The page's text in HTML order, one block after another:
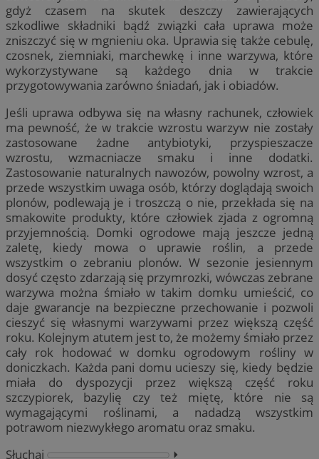
gdyż czasem na skutek deszczy zawierających
szkodliwe składniki bądź związki cała uprawa może
zniszczyć się w mgnieniu oka. Uprawia się także cebulę,
czosnek, ziemniaki, marchewkę i inne warzywa, które
wykorzystywane są każdego dnia w trakcie
przygotowywania zarówno śniadań, jak i obiadów.
Jeśli uprawa odbywa się na własny rachunek, człowiek
ma pewność, że w trakcie wzrostu warzyw nie zostały
zastosowane żadne antybiotyki, przyspieszacze
wzrostu, wzmacniacze smaku i inne dodatki.
Zastosowanie naturalnych nawozów, powolny wzrost, a
przede wszystkim uwaga osób, którzy doglądają swoich
plonów, podlewają je i troszczą o nie, przekłada się na
smakowite produkty, które człowiek zjada z ogromną
przyjemnością. Domki ogrodowe mają jeszcze jedną
zaletę, kiedy mowa o uprawie roślin, a przede
wszystkim o zebraniu plonów. W sezonie jesiennym
dosyć często zdarzają się przymrozki, wówczas zebrane
warzywa można śmiało w takim domku umieścić, co
daje gwarancje na bezpieczne przechowanie i pozwoli
cieszyć się własnymi warzywami przez większą część
roku. Kolejnym atutem jest to, że możemy śmiało przez
cały rok hodować w domku ogrodowym rośliny w
doniczkach. Każda pani domu ucieszy się, kiedy będzie
miała do dyspozycji przez większą część roku
szczypiorek, bazylię czy też miętę, które nie są
wymagającymi roślinami, a nadadzą wszystkim
potrawom niezwykłego aromatu oraz smaku.
Słuchaj
⏵︎